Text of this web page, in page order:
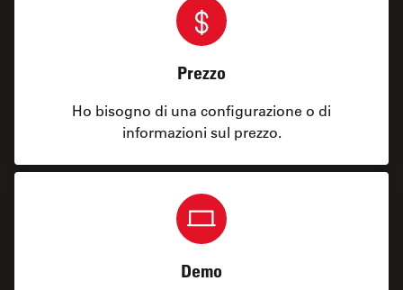
Prezzo
Ho bisogno di una configurazione o di
informazioni sul prezzo.
Demo